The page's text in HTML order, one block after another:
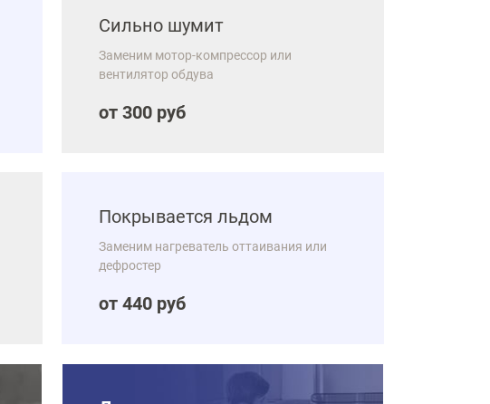
Сильно шумит
Заменим мотор-компрессор или
вентилятор обдува
от 300 руб
Покрывается льдом
Заменим нагреватель оттаивания или
дефростер
от 440 руб